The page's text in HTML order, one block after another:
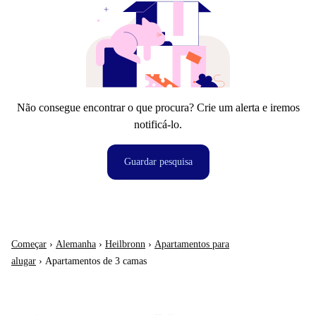
Não consegue encontrar o que procura? Crie um alerta e iremos
notificá-lo.
Guardar pesquisa
Começar › Alemanha › Heilbronn › Apartamentos para
alugar › Apartamentos de 3 camas